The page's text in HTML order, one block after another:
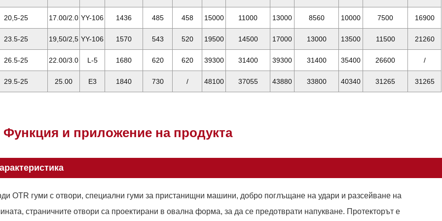
20,5-25 17.00/2.0 YY-106 1436 485 458 15000 11000 13000 8560 10000 7500 16900
23.5-25 19,50/2,5 YY-106 1570 543 520 19500 14500 17000 13000 13500 11500 21260
26.5-25 22.00/3.0 L-5 1680 620 620 39300 31400 39300 31400 35400 26600 /
29.5-25 25.00 E3 1840 730 / 48100 37055 43880 33800 40340 31265 31265
Функция и приложение на продукта
OTR гуми с отвори, специални гуми за пристанищни машини, добро поглъщане на удари и разсейване на
страничните отвори са проектирани в овална форма, за да се предотврати напукване. Протекторът е